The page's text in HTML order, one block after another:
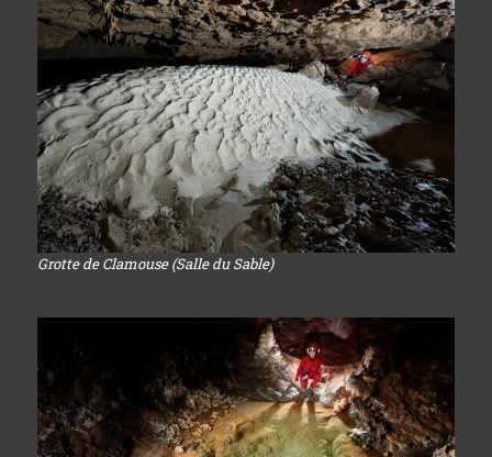
Grotte de Clamouse (Salle du Sable)